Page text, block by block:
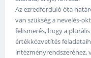
Az ezredforduló óta
van szükség a nevelés-
felismerés, hogy a
értékközvetítés
intézményrendszeréhez,